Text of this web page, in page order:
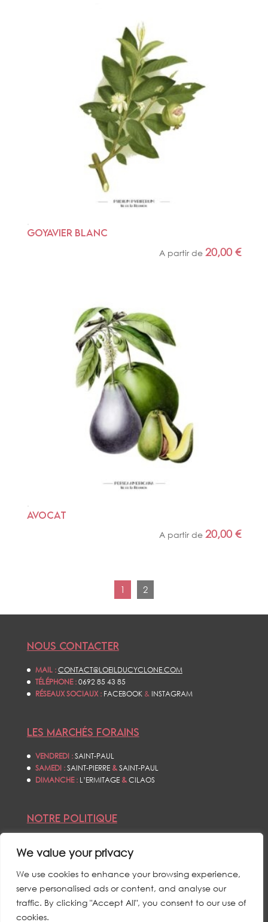
We value your privacy
We use cookies to enhance your browsing experience,
serve personalised ads or content, and analyse our
traffic. By clicking "Accept All", you consent to our use of
cookies.
GOYAVIER BLANC
A partir de 20,00€
AVOCAT
A partir de20,00€
1 2
NOUS CONTACTER
MAIL :CONTACT@LOEILDUCYCLONE.COM
TÉLÉPHONE :0692 85 43 85
RÉSEAUX SOCIAUX : FACEBOOK& INSTAGRAM
LES MARCHÉS FORAINS
VENDREDI :SAINT-PAUL
SAMEDI :SAINT-PIERRE&SAINT-PAUL
DIMANCHE : L’ERMITAGE &CILAOS
NOTRE POLITIQUE
POLITIQUE DE CONFIDENTIALITÉS